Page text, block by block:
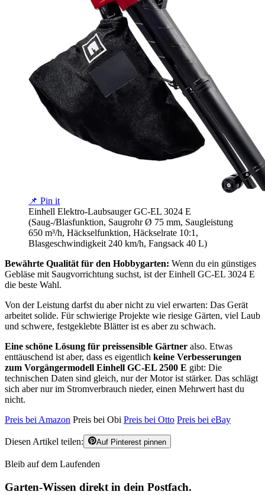
📌 Pin it
Einhell Elektro-Laubsauger GC-EL 3024 E
(Saug-/Blasfunktion, Saugrohr Ø 75 mm, Saugleistung
650 m³/h, Häckselfunktion, Häckselrate 10:1,
Blasgeschwindigkeit 240 km/h, Fangsack 40 L)
Bewährte Qualität für den Hobbygarten: Wenn du ein günstiges
Gebläse mit Saugvorrichtung suchst, ist der Einhell GC-EL 3024 E
die beste Wahl.
Von der Leistung darfst du aber nicht zu viel erwarten: Das Gerät
arbeitet solide. Für schwierige Projekte wie riesige Gärten, viel Laub
und schwere, festgeklebte Blätter ist es aber zu schwach.
Eine schöne Lösung für preissensible Gärtner also. Etwas
enttäuschend ist aber, dass es eigentlich keine Verbesserungen
zum Vorgängermodell Einhell GC-EL 2500 E gibt: Die
technischen Daten sind gleich, nur der Motor ist stärker. Das schlägt
sich aber nur im Stromverbrauch nieder, einen Mehrwert hast du
nicht.
Preis bei Amazon Preis bei Obi Preis bei Otto Preis bei eBay
Diesen Artikel teilen: Auf Pinterest pinnen
Bleib auf dem Laufenden
Garten-Wissen direkt in dein Postfach.